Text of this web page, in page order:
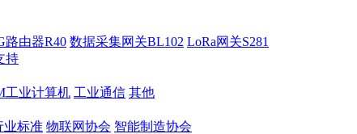
路由器R40 数据采集网关BL102 LoRa网关S281
持
工业计算机 工业通信 其他
业标准 物联网协会 智能制造协会